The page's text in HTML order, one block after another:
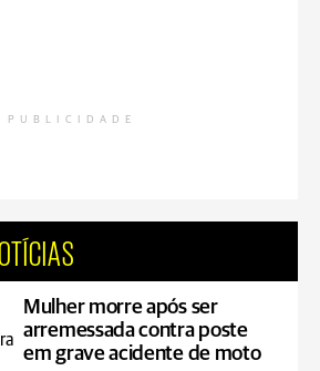
PUBLICIDADE
Mulher morre após ser
arremessada contra poste
em grave acidente de moto